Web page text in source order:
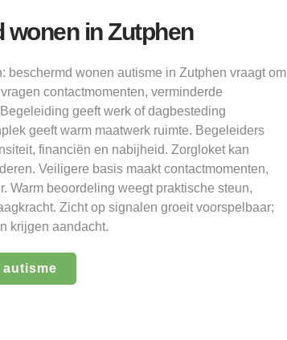
in Zutphen
beschermd wonen autisme in Zutphen vraagt om
contactmomenten, verminderde
geeft werk of dagbesteding
geeft warm maatwerk ruimte. Begeleiders
financiën en nabijheid. Zorgloket kan
Veiligere basis maakt contactmomenten,
Warm beoordeling weegt praktische steun,
Zicht op signalen groeit voorspelbaar;
krijgen aandacht.
autisme